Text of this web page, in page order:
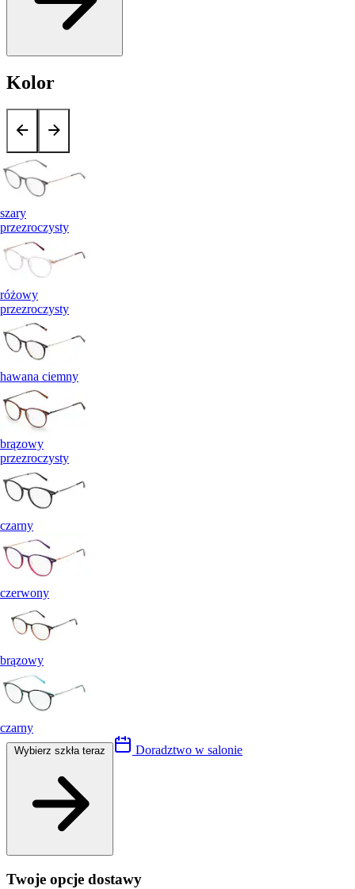
Kolor
szary
przezroczysty
różowy
przezroczysty
hawana ciemny
brązowy
przezroczysty
czarny
czerwony
brązowy
czarny
Doradztwo w salonie
Twoje opcje dostawy